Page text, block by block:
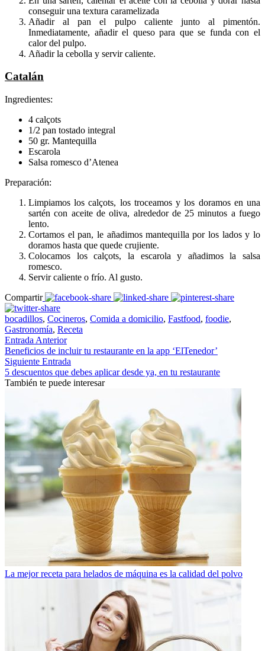
conseguir una textura caramelizada
Añadir al pan el pulpo caliente junto al pimentón.
Inmediatamente, añadir el queso para que se funda con el
calor del pulpo.
Añadir la cebolla y servir caliente.
Catalán
Ingredientes:
4 calçots
1/2 pan tostado integral
50 gr. Mantequilla
Escarola
Salsa romesco d’Atenea
Preparación:
Limpiamos los calçots, los troceamos y los doramos en una
sartén con aceite de oliva, alrededor de 25 minutos a fuego
lento.
Cortamos el pan, le añadimos mantequilla por los lados y lo
doramos hasta que quede crujiente.
Colocamos los calçots, la escarola y añadimos la salsa
romesco.
Servir caliente o frío. Al gusto.
Compartir
bocadillos, Cocineros, Comida a domicilio, Fastfood, foodie,
Gastronomía, Receta
Entrada Anterior
Beneficios de incluir tu restaurante en la app ‘ElTenedor’
Siguiente Entrada
5 descuentos que debes aplicar desde ya, en tu restaurante
También te puede interesar
La mejor receta para helados de máquina es la calidad del polvo